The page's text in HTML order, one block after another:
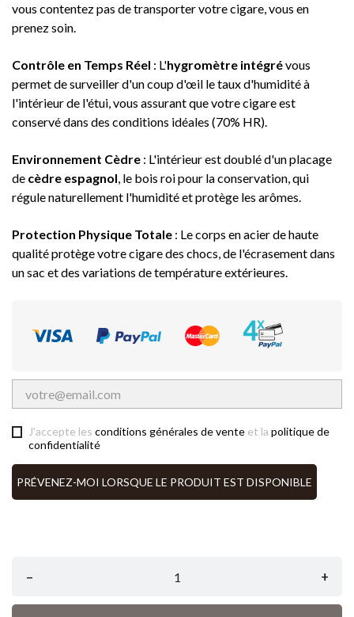
vous contentez pas de transporter votre cigare, vous en
prenez soin.
Contrôle en Temps Réel : L'hygromètre intégrévous
permet de surveiller d'un coup d'œil le taux d'humidité à
l'intérieur de l'étui, vous assurant que votre cigare est
conservé dans des conditions idéales (70% HR).
Environnement Cèdre : L'intérieur est doublé d'un placage
de cèdre espagnol, le bois roi pour la conservation, qui
régule naturellement l'humidité et protège les arômes.
Protection Physique Totale : Le corps en acier de haute
qualité protège votre cigare des chocs, de l'écrasement dans
un sac et des variations de température extérieures.
J'accepte lesconditions générales de vente et lapolitique de
confidentialité
PRÉVENEZ-MOI LORSQUE LE PRODUIT EST DISPONIBLE
– +